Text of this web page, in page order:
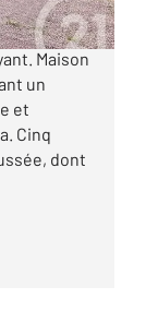
Maison
un
et
Cinq
dont